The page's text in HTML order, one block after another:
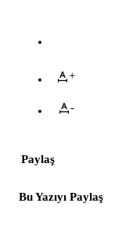
+
-
Paylaş
Bu Yazıyı Paylaş